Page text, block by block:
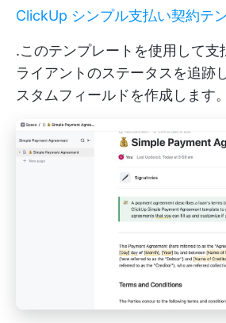
ClickUp シンプル支払い契約テ
.このテンプレートを使用して支
ライアントのステータスを追跡
スタムフィールドを作成します。